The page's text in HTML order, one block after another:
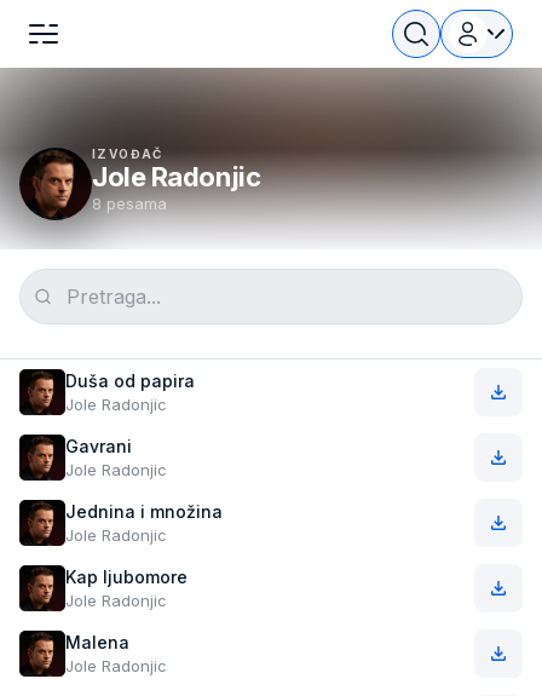
IZVOĐAČ
Jole Radonjic
8 pesama
Duša od papira
Jole Radonjic
Gavrani
Jole Radonjic
Jednina i množina
Jole Radonjic
Kap ljubomore
Jole Radonjic
Malena
Jole Radonjic